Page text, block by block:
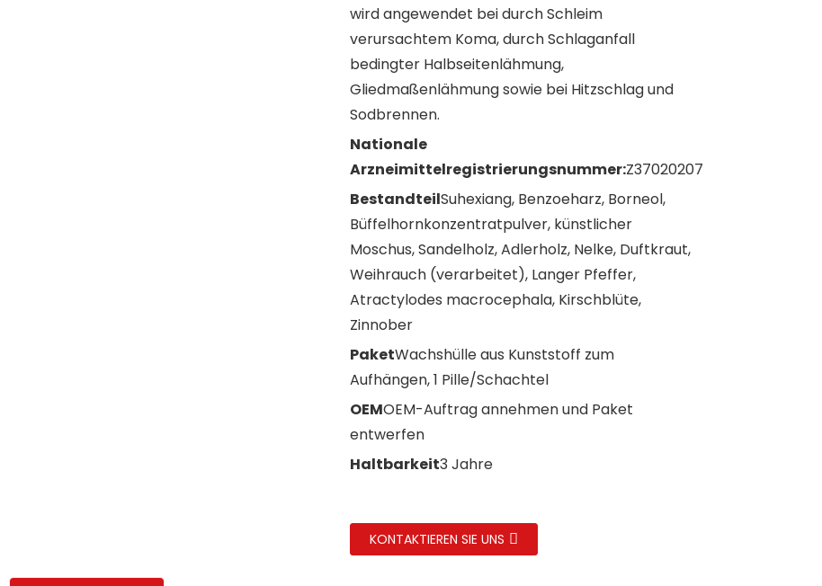
wird angewendet bei durch Schleim
verursachtem Koma, durch Schlaganfall
bedingter Halbseitenlähmung,
Gliedmaßenlähmung sowie bei Hitzschlag und
Sodbrennen.
Nationale
Arzneimittelregistrierungsnummer:Z37020207
BestandteilSuhexiang, Benzoeharz, Borneol,
Büffelhornkonzentratpulver, künstlicher
Moschus, Sandelholz, Adlerholz, Nelke, Duftkraut,
Weihrauch (verarbeitet), Langer Pfeffer,
Atractylodes macrocephala, Kirschblüte,
Zinnober
PaketWachshülle aus Kunststoff zum
Aufhängen, 1 Pille/Schachtel
OEMOEM-Auftrag annehmen und Paket
entwerfen
Haltbarkeit3 Jahre
KONTAKTIEREN SIE UNS